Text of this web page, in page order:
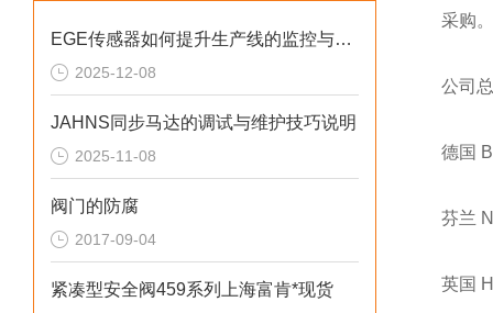
EGE传感器如何提升生产线的监控与管理效率？
2025-12-08
JAHNS同步马达的调试与维护技巧说明
2025-11-08
阀门的防腐
2017-09-04
紧凑型安全阀459系列上海富肯*现货
采购。
公司
德国
芬兰
英国